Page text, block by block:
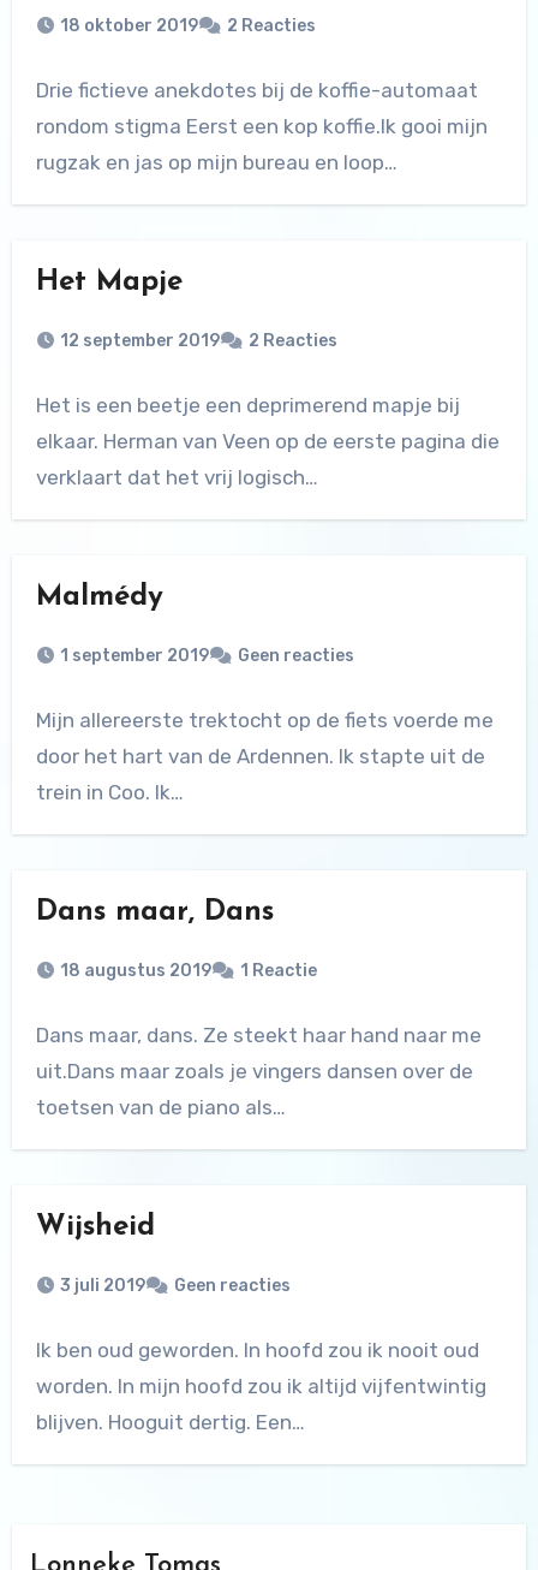
18 oktober 2019 2 Reacties
Drie fictieve anekdotes bij de koffie-automaat
rondom stigma Eerst een kop koffie.Ik gooi mijn
rugzak en jas op mijn bureau en loop…
Het Mapje
12 september 2019 2 Reacties
Het is een beetje een deprimerend mapje bij
elkaar. Herman van Veen op de eerste pagina die
verklaart dat het vrij logisch…
Malmédy
1 september 2019 Geen reacties
Mijn allereerste trektocht op de fiets voerde me
door het hart van de Ardennen. Ik stapte uit de
trein in Coo. Ik…
Dans maar, Dans
18 augustus 2019 1 Reactie
Dans maar, dans. Ze steekt haar hand naar me
uit.Dans maar zoals je vingers dansen over de
toetsen van de piano als…
Wijsheid
3 juli 2019 Geen reacties
Ik ben oud geworden. In hoofd zou ik nooit oud
worden. In mijn hoofd zou ik altijd vijfentwintig
blijven. Hooguit dertig. Een…